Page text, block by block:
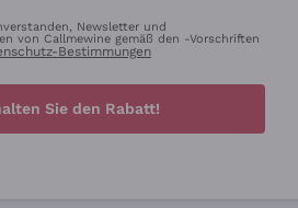
Newsletter und
von Callmewine gemäß den -Vorschriften
Bestimmungen
Sie den Rabatt!